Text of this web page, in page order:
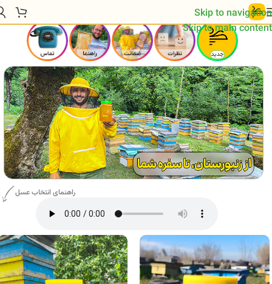
Skip to navigation
Skip to main content
راهنمای انتخاب عسل